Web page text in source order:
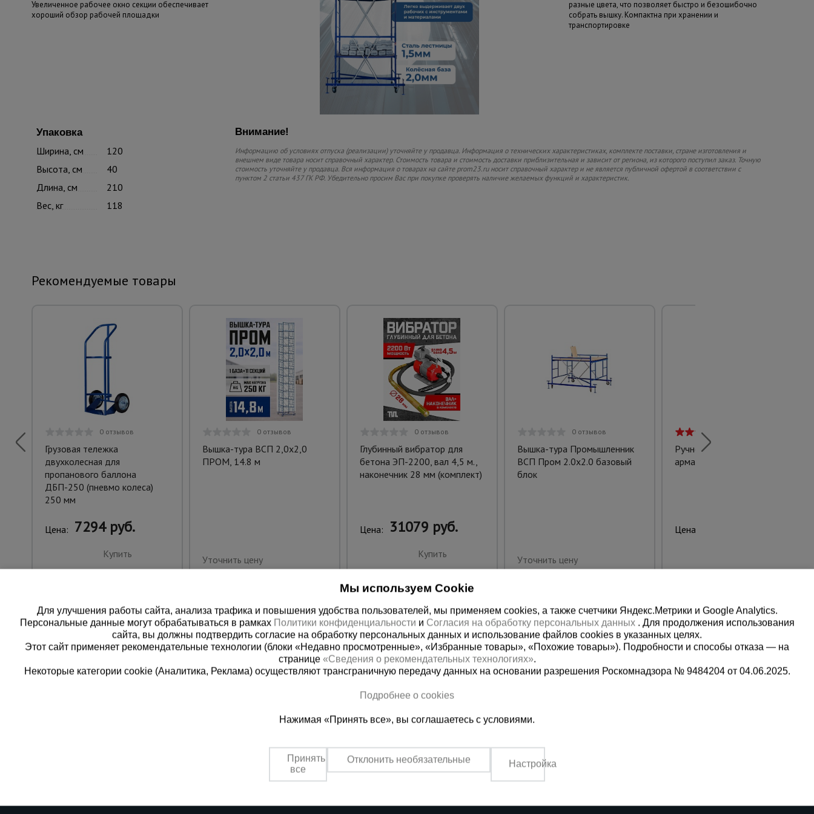
Увеличенное рабочее окно секции обеспечивает
хороший обзор рабочей площадки
разные цвета, что позволяет быстро и безошибочно
собрать вышку. Компактна при хранении и
транспортировке
Упаковка
Ширина, см
120
Высота, см
40
Длина, см
210
Вес, кг
118
Внимание!
Информацию об условиях отпуска (реализации) уточняйте у продавца. Информация о технических характеристиках, комплекте поставки, стране изготовления и
внешнем виде товара носит справочный характер. Стоимость товара и стоимость доставки приблизительная и зависит от региона, из которого поступил заказ. Точную
стоимость уточняйте у продавца. Вся информация о товарах на сайте prom23.ru носит справочный характер и не является публичной офертой в соответствии с
пунктом 2 статьи 437 ГК РФ. Убедительно просим Вас при покупке проверять наличие желаемых функций и характеристик.
Рекомендуемые товары
0 отзывов
Грузовая тележка
двухколесная для
пропанового баллона
ДБП-250 (пневмо колеса)
250 мм
Цена: 7294 руб.
Купить
0 отзывов
Вышка-тура ВСП 2,0x2,0
ПРОМ, 14.8 м
Уточнить цену
0 отзывов
Глубинный вибратор для
бетона ЭП-2200, вал 4,5 м.,
наконечник 28 мм (комплект)
Цена: 31079 руб.
Купить
0 отзывов
Вышка-тура Промышленник
ВСП Пром 2.0х2.0 базовый
блок
Уточнить цену
Ручной станок для резки
арматуры AFACAN 28M
Цена:
8 (800) 200-25-90
бесплатно по России
+7 (727) 339-13-09
Пн-Вс: с 9:00 до 18:00
Мы используем Cookie
Для улучшения работы сайта, анализа трафика и повышения удобства пользователей, мы применяем cookies, а также счетчики Яндекс.Метрики и Google Analytics.
Персональные данные могут обрабатываться в рамках Политики конфиденциальности и Согласия на обработку персональных данных . Для продолжения использования
сайта, вы должны подтвердить согласие на обработку персональных данных и использование файлов cookies в указанных целях.
Этот сайт применяет рекомендательные технологии (блоки «Недавно просмотренные», «Избранные товары», «Похожие товары»). Подробности и способы отказа — на
странице «Сведения о рекомендательных технологиях».
Некоторые категории cookie (Аналитика, Реклама) осуществляют трансграничную передачу данных на основании разрешения Роскомнадзора № 9484204 от 04.06.2025.
Подробнее о cookies
Нажимая «Принять все», вы соглашаетесь с условиями.
Принять
все
Отклонить необязательные Настройка